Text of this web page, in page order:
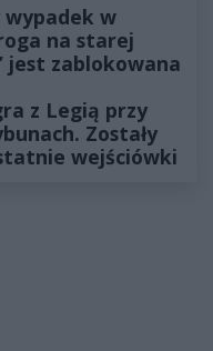
w
na starej
jest zablokowana
z Legią przy
Zostały
wejściówki